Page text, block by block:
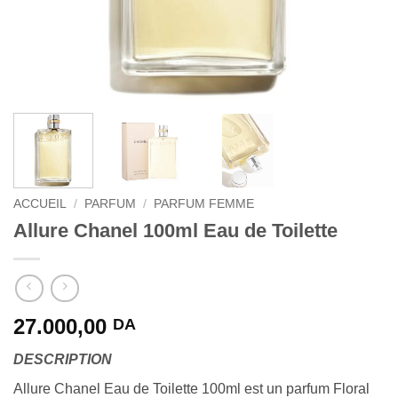
ACCUEIL / PARFUM / PARFUM FEMME
Allure Chanel 100ml Eau de Toilette
27.000,00 DA
DESCRIPTION
Allure Chanel Eau de Toilette 100ml est un parfum Floral